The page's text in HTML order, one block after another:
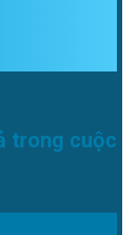
trong cuộc